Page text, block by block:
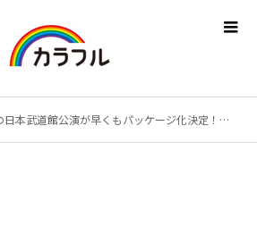
道館公演が早くもパッケージ化決定！2025年2月26日にリリース